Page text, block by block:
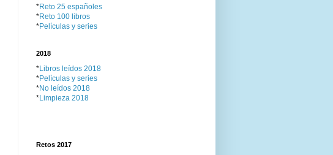
*Reto 25 españoles
*Reto 100 libros
*Películas y series
2018
*Libros leídos 2018
*Películas y series
*No leídos 2018
*Limpieza 2018
Retos 2017